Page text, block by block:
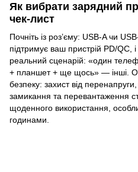
Як вибрати зарядний
чек‑лист
Почніть із роз’єму: USB‑A чи
підтримує ваш пристрій PD/QC, і
реальний сценарій: «один
+ планшет + ще щось» — інші.
безпеку: захист від
замикання та перевантаження
щоденного використання,
годинами.